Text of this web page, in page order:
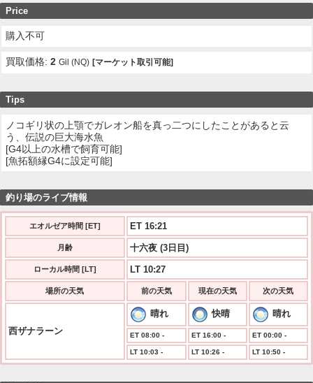
Price
購入不可
買取価格:2 Gil (NQ) [マーケット取引可能]
Tips
ノコギリ状の上顎でガレオン船を真っ二つにしたことがあると云
う、伝説の巨大海水魚
[G4以上の水槽で飼育可能]
[魚拓額縁G4に設定可能]
釣り場のライブ情報
エオルゼア時間 [ET] ET 16:21
月齢 十六夜 (3日目)
ローカル時間 [LT] LT 10:27
場所の天気 前の天気 現在の天気 次の天気
西ザナラーン
晴れ 快晴 晴れ
ET 08:00 - ET 16:00 - ET 00:00 -
LT 10:03 - LT 10:26 - LT 10:50 -